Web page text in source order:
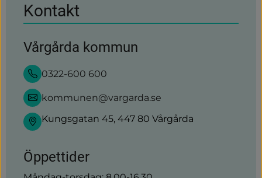
Kontakt
Vårgårda kommun
0322-600 600
kommunen@vargarda.se
Kungsgatan 45, 447 80 Vårgårda
Öppettider